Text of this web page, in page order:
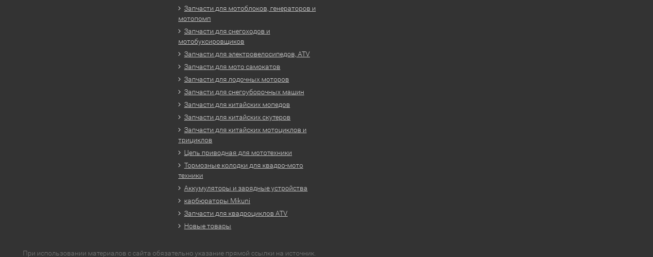
Запчасти для мотоблоков, генераторов и
мотопомп
Запчасти для снегоходов и
мотобуксировщиков
Запчасти для электровелосипедов, ATV
Запчасти для мото самокатов
Запчасти для лодочных моторов
Запчасти для снегоуборочных машин
Запчасти для китайских мопедов
Запчасти для китайских скутеров
Запчасти для китайских мотоциклов и
трициклов
Цепь приводная для мототехники
Тормозные колодки для квадро-мото
техники
Аккумуляторы и зарядные устройства
карбюраторы Mikuni
Запчасти для квадроциклов ATV
Новые товары
При использовании материалов с сайта обязательно указание прямой ссылки на источник.